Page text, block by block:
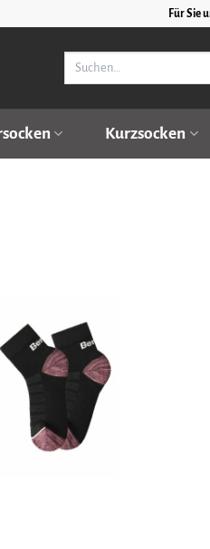
Für Sie
Suchen
Kurzsocken